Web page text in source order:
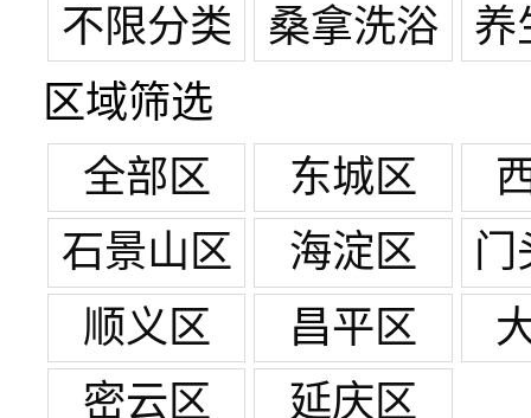
不限分类
桑拿洗浴
养
区域筛选
全部区
东城区
石景山区
海淀区
门
顺义区
昌平区
密云区
延庆区